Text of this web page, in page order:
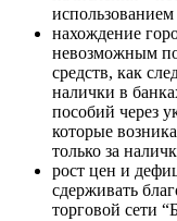
нахождение
невозможным
средств, как
налички в
пособий через
которые
только за
рост цен и
сдерживать
торговой сети